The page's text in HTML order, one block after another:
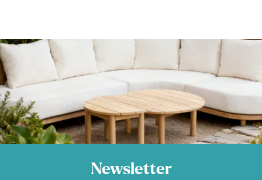
Newsletter